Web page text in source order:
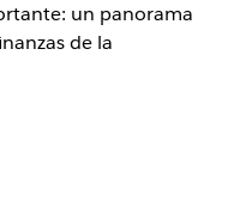
un panorama
de la